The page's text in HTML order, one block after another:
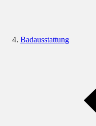
Badausstattung